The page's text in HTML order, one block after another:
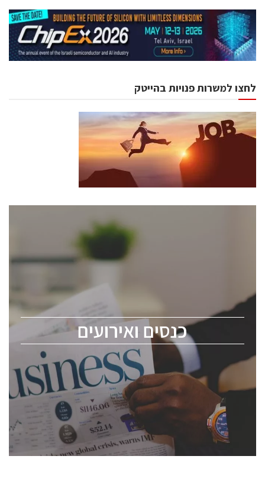
לחצו למשרות פנויות בהייטק
כנסים ואירועים
כנסים ואירועים
לכל העוסקים בתעשיית הסמיקונדקטור כולל מהנדסים,
מומחים מקצועיים ובכירים.
ChipEx2026 will be held on May 12-13, 2026. The
conference is intended for everyone involved in the
semiconductor industry, including engineers,
professional experts, and senior executives.
לחץ לפרטים